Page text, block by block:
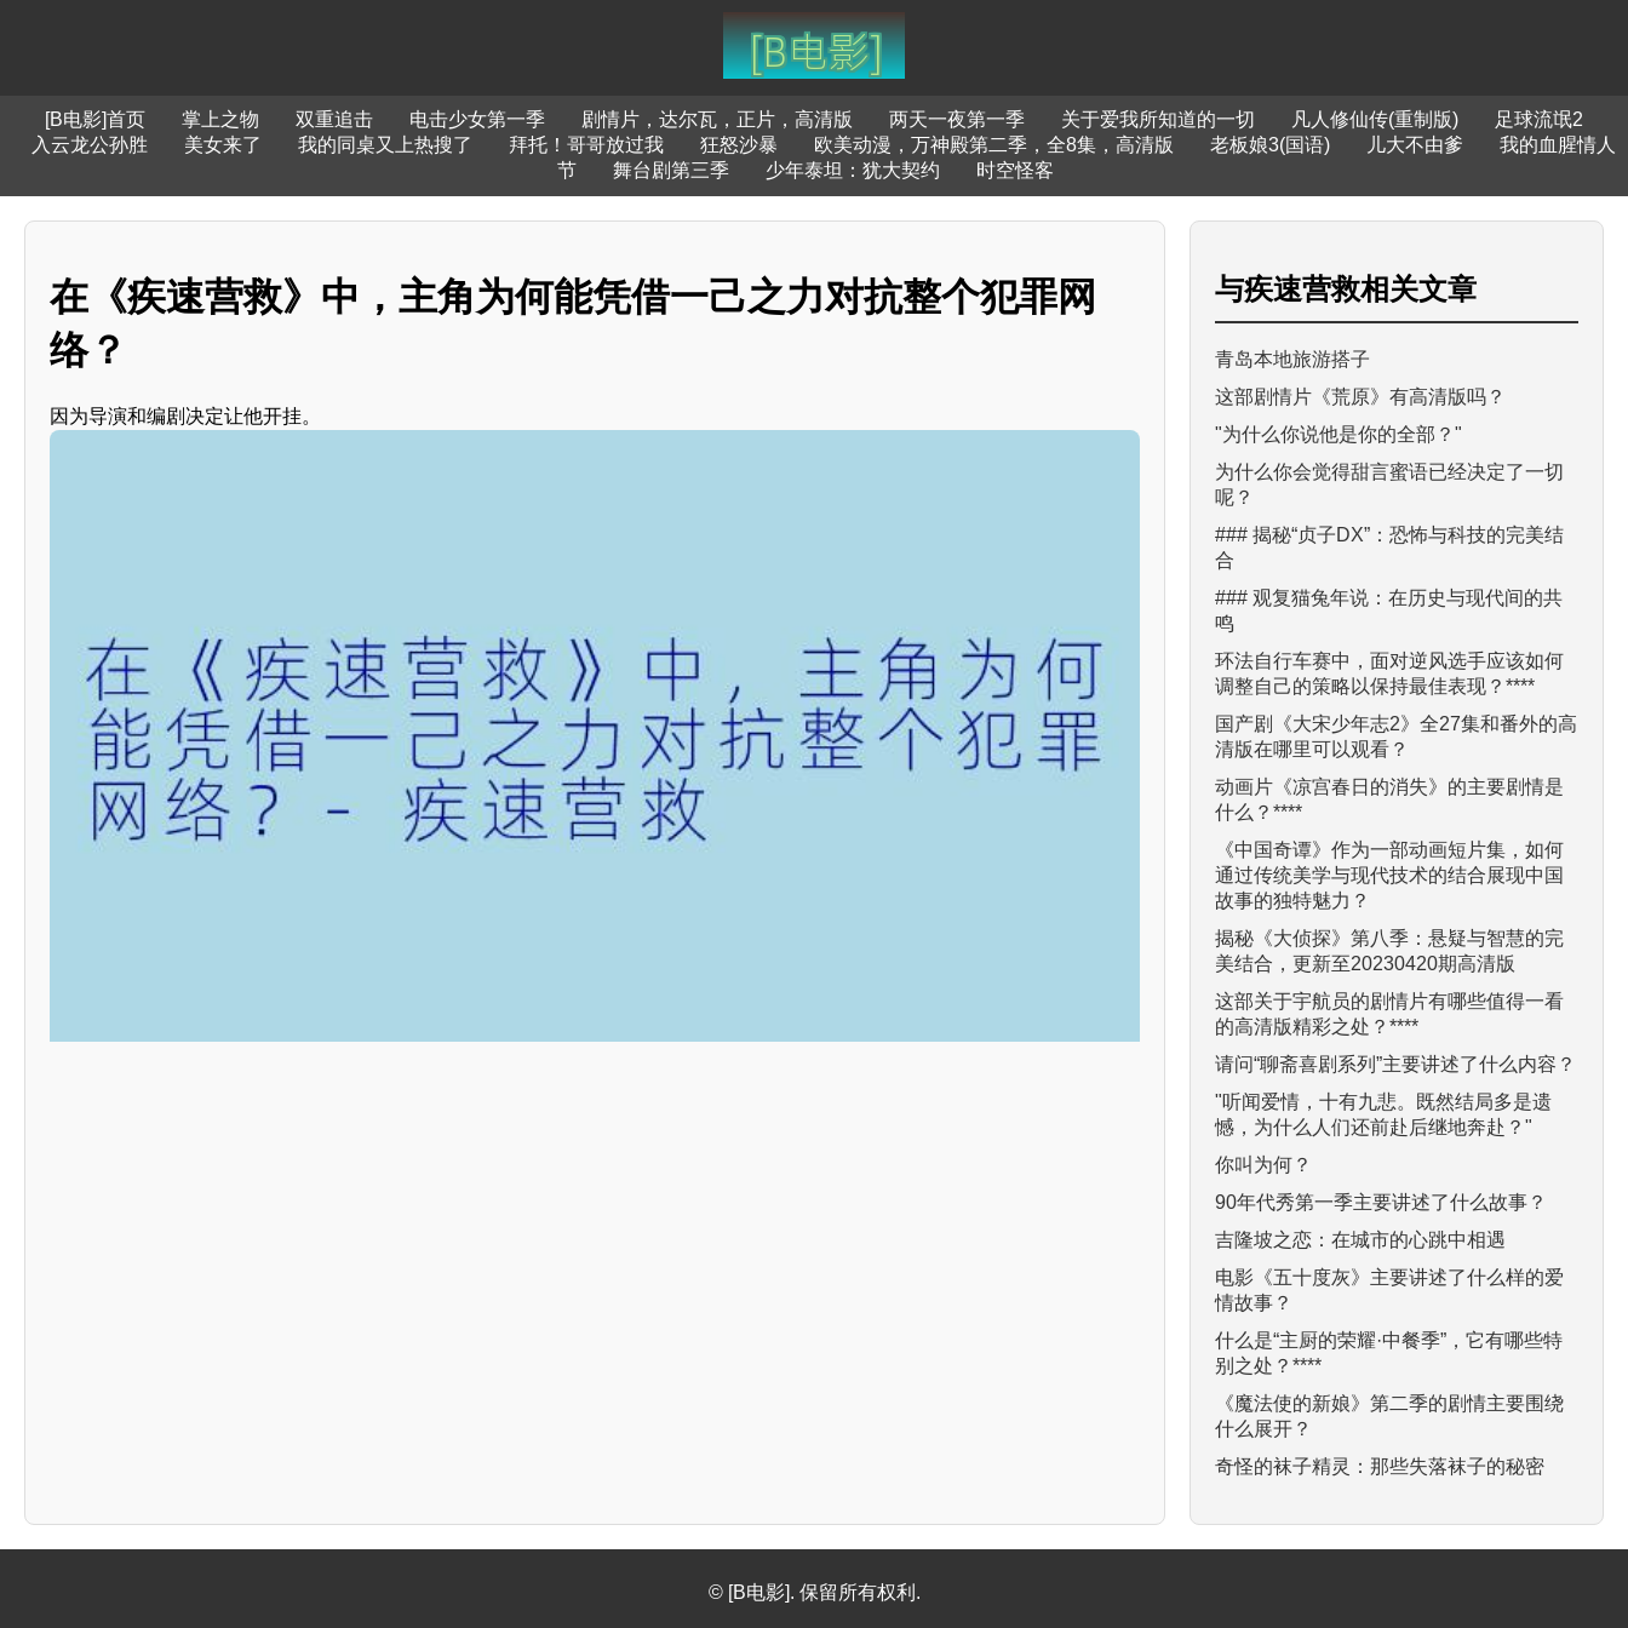
[B电影]首页 掌上之物 双重追击 电击少女第一季 剧情片，达尔瓦，正片，高清版 两天一夜第一季 关于爱我所知道的一切 凡人修仙传(重制版)
足球流氓2
入云龙公孙胜
美女来了 我的同桌又上热搜了 拜托！哥哥放过我 狂怒沙暴 欧美动漫，万神殿第二季，全8集，高清版 老板娘3(国语) 儿大不由爹
我的血腥情人
节
舞台剧第三季 少年泰坦：犹大契约 时空怪客
在《疾速营救》中，主角为何能凭借一己之力对抗整个犯罪网
络？
因为导演和编剧决定让他开挂。
与疾速营救相关文章
青岛本地旅游搭子
这部剧情片《荒原》有高清版吗？
"为什么你说他是你的全部？"
为什么你会觉得甜言蜜语已经决定了一切
呢？
### 揭秘“贞子DX”：恐怖与科技的完美结
合
### 观复猫兔年说：在历史与现代间的共
鸣
环法自行车赛中，面对逆风选手应该如何
调整自己的策略以保持最佳表现？****
国产剧《大宋少年志2》全27集和番外的高
清版在哪里可以观看？
动画片《凉宫春日的消失》的主要剧情是
什么？****
《中国奇谭》作为一部动画短片集，如何
通过传统美学与现代技术的结合展现中国
故事的独特魅力？
揭秘《大侦探》第八季：悬疑与智慧的完
美结合，更新至20230420期高清版
这部关于宇航员的剧情片有哪些值得一看
的高清版精彩之处？****
请问“聊斋喜剧系列”主要讲述了什么内容？
"听闻爱情，十有九悲。既然结局多是遗
憾，为什么人们还前赴后继地奔赴？"
你叫为何？
90年代秀第一季主要讲述了什么故事？
吉隆坡之恋：在城市的心跳中相遇
电影《五十度灰》主要讲述了什么样的爱
情故事？
什么是“主厨的荣耀·中餐季”，它有哪些特
别之处？****
《魔法使的新娘》第二季的剧情主要围绕
什么展开？
奇怪的袜子精灵：那些失落袜子的秘密
© [B电影]. 保留所有权利.